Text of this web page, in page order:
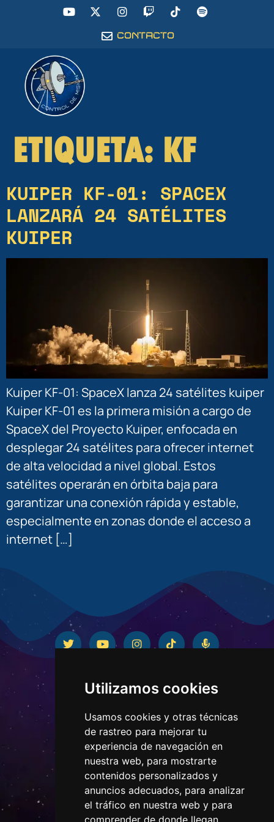
Utilizamos cookies
Usamos cookies y otras técnicas
de rastreo para mejorar tu
experiencia de navegación en
nuestra web, para mostrarte
contenidos personalizados y
anuncios adecuados, para analizar
el tráfico en nuestra web y para
comprender de donde llegan
CONTACTO
ETIQUETA: KF
KUIPER KF-01: SPACEX
LANZARÁ 24 SATÉLITES
KUIPER
Kuiper KF-01: SpaceX lanza 24 satélites kuiper
Kuiper KF-01 es la primera misión a cargo de
SpaceX del Proyecto Kuiper, enfocada en
desplegar 24 satélites para ofrecer internet
de alta velocidad a nivel global. Estos
satélites operarán en órbita baja para
garantizar una conexión rápida y estable,
especialmente en zonas donde el acceso a
internet […]
CONTACTO